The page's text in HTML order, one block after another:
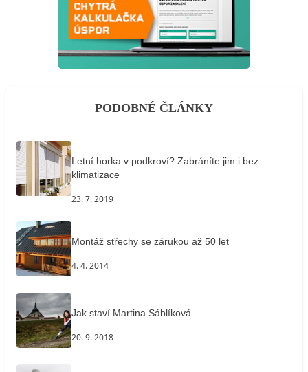
PODOBNÉ ČLÁNKY
Letní horka v podkroví? Zabráníte jim i bez
klimatizace
23. 7. 2019
Montáž střechy se zárukou až 50 let
4. 4. 2014
Jak staví Martina Sáblíková
20. 9. 2018